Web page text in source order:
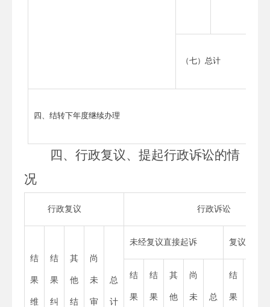
（七）总计
四、结转下年度继续办理
四、 行政复议、提起行政诉讼的情
况
行政复议 行政诉讼
结
果
维
结
果
纠
其
他
结
尚
未
审
总
计
未经复议直接起诉 复议后起
结
果
结
果
其
他
尚
未 总
结
果